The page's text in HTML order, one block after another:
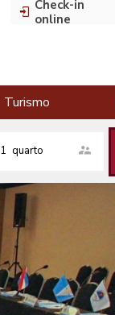
Check-in
online
Turismo
1 quarto